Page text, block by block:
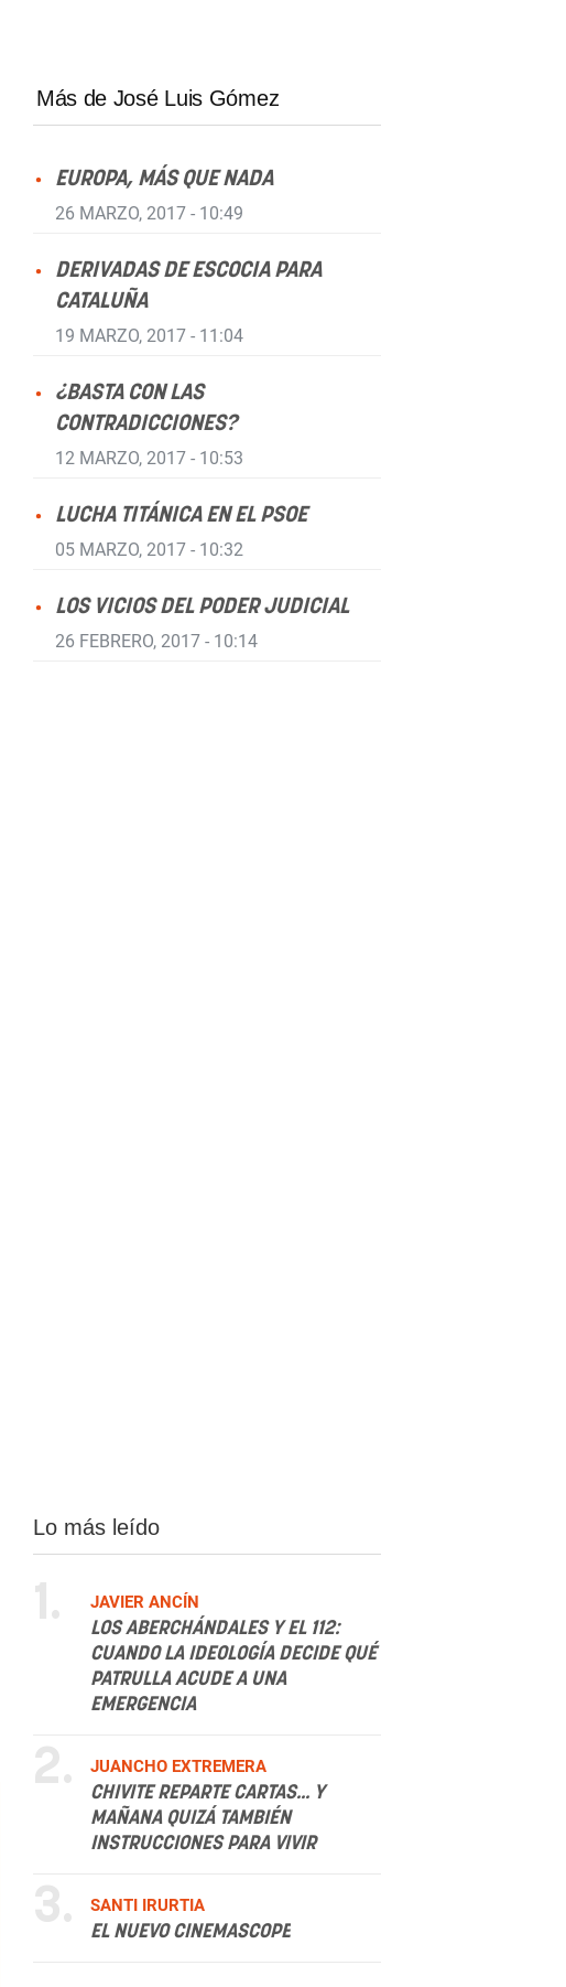
Más de José Luis Gómez
EUROPA, MÁS QUE NADA
26 MARZO, 2017 - 10:49
DERIVADAS DE ESCOCIA PARA
CATALUÑA
19 MARZO, 2017 - 11:04
¿BASTA CON LAS
CONTRADICCIONES?
12 MARZO, 2017 - 10:53
LUCHA TITÁNICA EN EL PSOE
05 MARZO, 2017 - 10:32
LOS VICIOS DEL PODER JUDICIAL
26 FEBRERO, 2017 - 10:14
Lo más leído
1.
JAVIER ANCÍN
LOS ABERCHÁNDALES Y EL 112:
CUANDO LA IDEOLOGÍA DECIDE QUÉ
PATRULLA ACUDE A UNA
EMERGENCIA
2.
JUANCHO EXTREMERA
CHIVITE REPARTE CARTAS... Y
MAÑANA QUIZÁ TAMBIÉN
INSTRUCCIONES PARA VIVIR
3.
SANTI IRURTIA
EL NUEVO CINEMASCOPE